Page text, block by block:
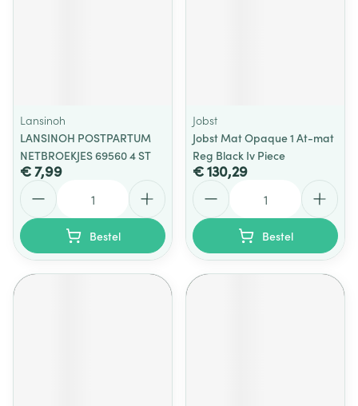
Lansinoh
LANSINOH POSTPARTUM
NETBROEKJES 69560 4 ST
€ 7,99
Bestel
Jobst
Jobst Mat Opaque 1 At-mat
Reg Black Iv Piece
€ 130,29
Bestel